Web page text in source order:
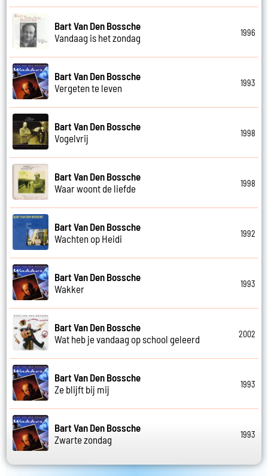
Bart Van Den Bossche
Vandaag is het zondag
1996
Bart Van Den Bossche
Vergeten te leven
1993
Bart Van Den Bossche
Vogelvrij
1998
Bart Van Den Bossche
Waar woont de liefde
1998
Bart Van Den Bossche
Wachten op Heidi
1992
Bart Van Den Bossche
Wakker
1993
Bart Van Den Bossche
Wat heb je vandaag op school geleerd
2002
Bart Van Den Bossche
Ze blijft bij mij
1993
Bart Van Den Bossche
Zwarte zondag
1993